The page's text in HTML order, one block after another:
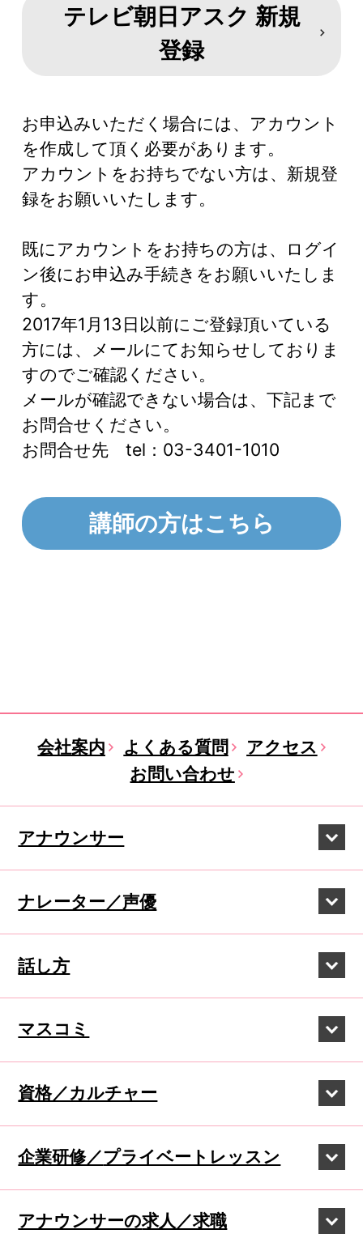
テレビ朝日アスク 新規
登録
お申込みいただく場合には、アカウント
を作成して頂く必要があります。
アカウントをお持ちでない方は、新規登
録をお願いいたします。
既にアカウントをお持ちの方は、ログイ
ン後にお申込み手続きをお願いいたしま
す。
2017年1月13日以前にご登録頂いている
方には、メールにてお知らせしておりま
すのでご確認ください。
メールが確認できない場合は、下記まで
お問合せください。
お問合せ先 tel：03-3401-1010
講師の方はこちら
会社案内 よくある質問
アクセス
お問い合わせ
アナウンサー
ナレーター／声優
話し方
マスコミ
資格／カルチャー
企業研修／プライベートレッスン
アナウンサーの求人／求職